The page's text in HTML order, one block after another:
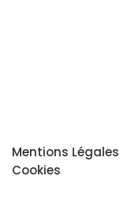
Mentions Légales
Cookies